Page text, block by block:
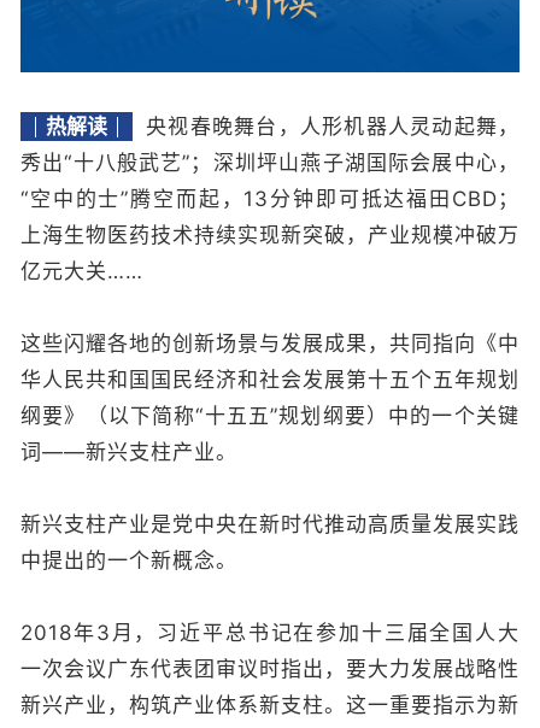
热解读
央视春晚舞台，人形机器人灵动起舞，
秀出“十八般武艺”；深圳坪山燕子湖国际会展中心，
“空中的士”腾空而起，13分钟即可抵达福田CBD；
上海生物医药技术持续实现新突破，产业规模冲破万
亿元大关……
这些闪耀各地的创新场景与发展成果，共同指向《中
华人民共和国国民经济和社会发展第十五个五年规划
纲要》（以下简称“十五五”规划纲要）中的一个关键
词——新兴支柱产业。
新兴支柱产业是党中央在新时代推动高质量发展实践
中提出的一个新概念。
2018年3月，习近平总书记在参加十三届全国人大
一次会议广东代表团审议时指出，要大力发展战略性
新兴产业，构筑产业体系新支柱。这一重要指示为新